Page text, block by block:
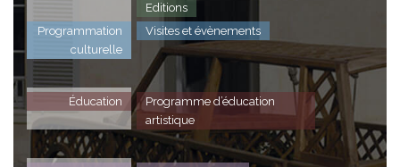
Editions
Programmation
culturelle
Visites et évènements
Éducation
Programme d’éducation
artistique